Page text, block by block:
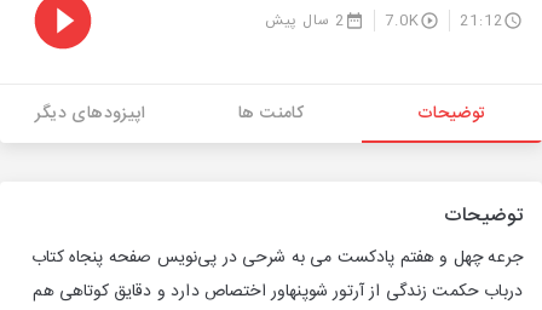
21:12
7.0K 2 سال پیش
توضیحات کامنت ها اپیزودهای دیگر
توضیحات
جرعه چهل و هفتم پادکست می به شرحی در پی‌نویس صفحه پنجاه کتاب
درباب حکمت زندگی از آرتور شوپنهاور اختصاص دارد و دقایق کوتاهی هم